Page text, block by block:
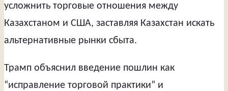
усложнить торговые отношения между
Казахстаном и США, заставляя Казахстан искать
альтернативные рынки сбыта.
Трамп объяснил введение пошлин как
“исправление торговой практики” и